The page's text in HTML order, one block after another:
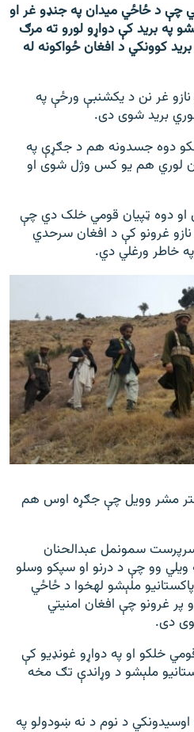
چې د ځاځي میدان په جنډو غر او
په برید کې دواړو لورو ته مرګ
کوونکي د افغان ځواکونه له
غر نن د یکشنبې ورځې په
برید شوی دی.
دوه جسدونه هم د جګړې په
لوري هم یو کس وژل شوی او
او دوه ټپیان قومي خلک دي چې
غرونو کې د افغان سرحدي
خاطر ورغلي دي.
مشر وویل چې جګړه اوس هم
سمونمل عبدالحنان
ویلي وو چې د درنو او سپکو وسلو
برید خواوشا اته نیمې بجې د پاکستانیو ملېشو له‎خوا د ځاځي
پر غرونو چې افغان امنیتي
خلکو او په دواړو غونډیو کې
ملېشو د وړاندې تګ مخه
د نوم د نه ښودولو په